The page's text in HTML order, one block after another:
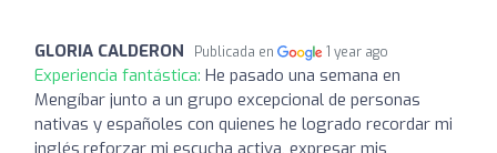
GLORIA CALDERON Publicada en 1 year ago
Experiencia fantástica: He pasado una semana en
Mengíbar junto a un grupo excepcional de personas
nativas y españoles con quienes he logrado recordar mi
inglés,reforzar mi escucha activa, expresar mis